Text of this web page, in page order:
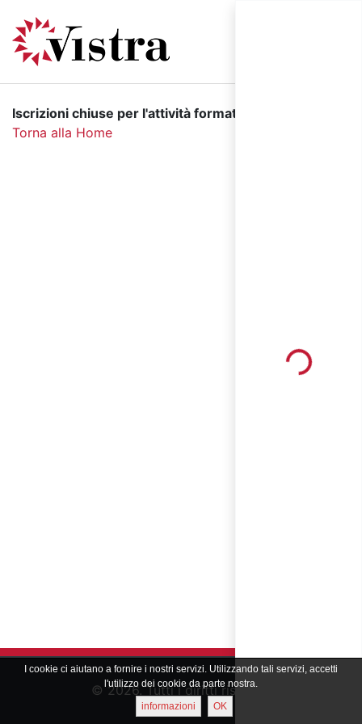
Iscrizioni chiuse per l'attività formativa selezionata.
Torna alla Home
Loading...
© 2026. Tutti i diritti riservati
I cookie ci aiutano a fornire i nostri servizi. Utilizzando tali servizi, accetti
l'utilizzo dei cookie da parte nostra.
informazioni
OK